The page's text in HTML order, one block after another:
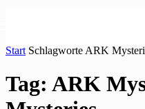
Start Schlagworte ARK
Tag: ARK